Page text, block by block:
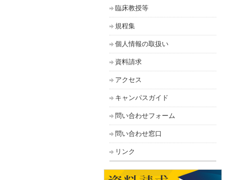
臨床教授等
規程集
個人情報の取扱い
資料請求
アクセス
キャンパスガイド
問い合わせフォーム
問い合わせ窓口
リンク